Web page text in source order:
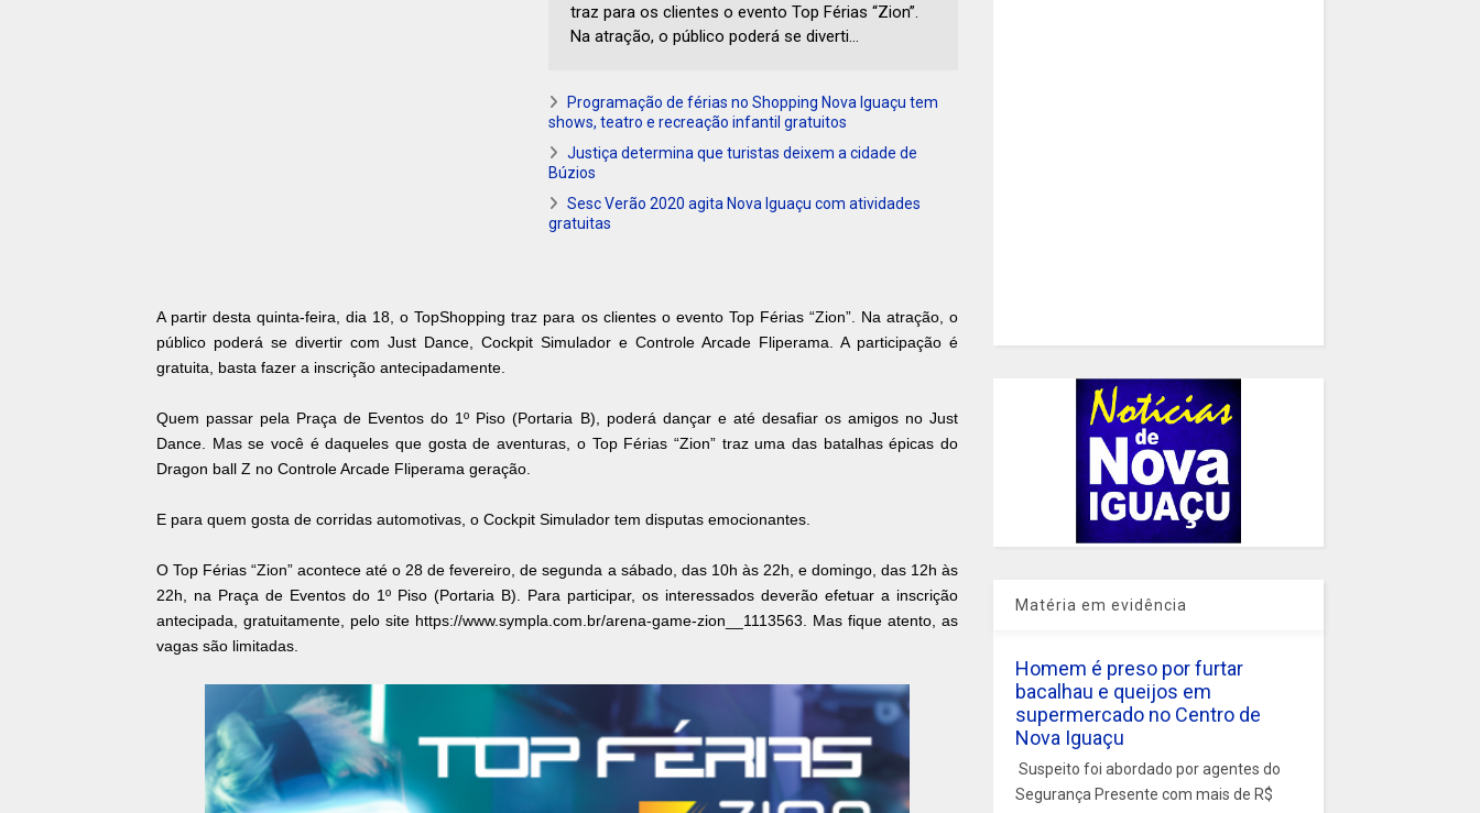
traz para os clientes o evento Top Férias “Zion”.
Na atração, o público poderá se diverti...
Programação de férias no Shopping Nova Iguaçu tem
shows, teatro e recreação infantil gratuitos
Justiça determina que turistas deixem a cidade de
Búzios
Sesc Verão 2020 agita Nova Iguaçu com atividades
gratuitas
A partir desta quinta-feira, dia 18, o TopShopping traz para os clientes o evento Top Férias “Zion”. Na atração, o
público poderá se divertir com Just Dance, Cockpit Simulador e Controle Arcade Fliperama. A participação é
gratuita, basta fazer a inscrição antecipadamente.
Quem passar pela Praça de Eventos do 1º Piso (Portaria B), poderá dançar e até desafiar os amigos no Just
Dance. Mas se você é daqueles que gosta de aventuras, o Top Férias “Zion” traz uma das batalhas épicas do
Dragon ball Z no Controle Arcade Fliperama geração.
E para quem gosta de corridas automotivas, o Cockpit Simulador tem disputas emocionantes.
O Top Férias “Zion” acontece até o 28 de fevereiro, de segunda a sábado, das 10h às 22h, e domingo, das 12h às
22h, na Praça de Eventos do 1º Piso (Portaria B). Para participar, os interessados deverão efetuar a inscrição
antecipada, gratuitamente, pelo site https://www.sympla.com.br/arena-game-zion__1113563. Mas fique atento, as
vagas são limitadas.
Matéria em evidência
Homem é preso por furtar
bacalhau e queijos em
supermercado no Centro de
Nova Iguaçu
Suspeito foi abordado por agentes do
Segurança Presente com mais de R$